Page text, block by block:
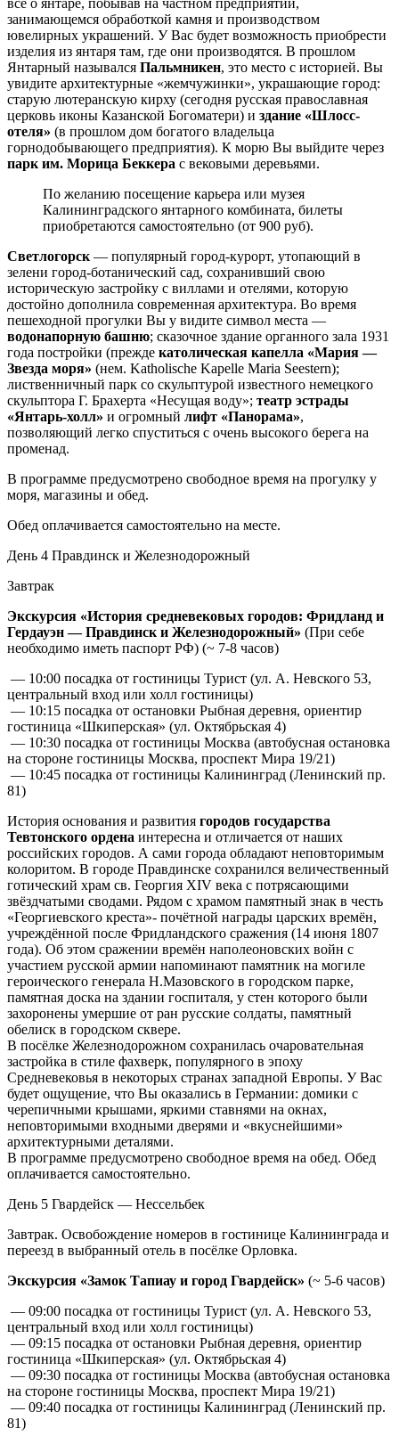
занимающемся обработкой камня и производством
ювелирных украшений. У Вас будет возможность приобрести
изделия из янтаря там, где они производятся. В прошлом
Янтарный назывался Пальмникен, это место с историей. Вы
увидите архитектурные «жемчужинки», украшающие город:
старую лютеранскую кирху (сегодня русская православная
церковь иконы Казанской Богоматери) и здание «Шлосс-
отеля» (в прошлом дом богатого владельца
горнодобывающего предприятия). К морю Вы выйдите через
парк им. Морица Беккера с вековыми деревьями.
По желанию посещение карьера или музея
Калининградского янтарного комбината, билеты
приобретаются самостоятельно (от 900 руб).
Светлогорск — популярный город-курорт, утопающий в
зелени город-ботанический сад, сохранивший свою
историческую застройку с виллами и отелями, которую
достойно дополнила современная архитектура. Во время
пешеходной прогулки Вы у видите символ места —
водонапорную башню; сказочное здание органного зала 1931
года постройки (прежде католическая капелла «Мария —
Звезда моря» (нем. Katholische Kapelle Maria Seestern);
лиственничный парк со скульптурой известного немецкого
скульптора Г. Брахерта «Несущая воду»; театр эстрады
«Янтарь-холл» и огромный лифт «Панорама»,
позволяющий легко спуститься с очень высокого берега на
променад.
В программе предусмотрено свободное время на прогулку у
моря, магазины и обед.
Обед оплачивается самостоятельно на месте.
День 4 Правдинск и Железнодорожный
Завтрак
Экскурсия «История средневековых городов: Фридланд и
Гердауэн — Правдинск и Железнодорожный» (При себе
необходимо иметь паспорт РФ) (~ 7-8 часов)
— 10:00 посадка от гостиницы Турист (ул. А. Невского 53,
центральный вход или холл гостиницы)
— 10:15 посадка от остановки Рыбная деревня, ориентир
гостиница «Шкиперская» (ул. Октябрьская 4)
— 10:30 посадка от гостиницы Москва (автобусная остановка
на стороне гостиницы Москва, проспект Мира 19/21)
— 10:45 посадка от гостиницы Калининград (Ленинский пр.
81)
История основания и развития городов государства
Тевтонского ордена интересна и отличается от наших
российских городов. А сами города обладают неповторимым
колоритом. В городе Правдинске сохранился величественный
готический храм св. Георгия XIV века с потрясающими
звёздчатыми сводами. Рядом с храмом памятный знак в честь
«Георгиевского креста»- почётной награды царских времён,
учреждённой после Фридландского сражения (14 июня 1807
года). Об этом сражении времён наполеоновских войн с
участием русской армии напоминают памятник на могиле
героического генерала Н.Мазовского в городском парке,
памятная доска на здании госпиталя, у стен которого были
захоронены умершие от ран русские солдаты, памятный
обелиск в городском сквере.
В посёлке Железнодорожном сохранилась очаровательная
застройка в стиле фахверк, популярного в эпоху
Средневековья в некоторых странах западной Европы. У Вас
будет ощущение, что Вы оказались в Германии: домики с
черепичными крышами, яркими ставнями на окнах,
неповторимыми входными дверями и «вкуснейшими»
архитектурными деталями.
В программе предусмотрено свободное время на обед. Обед
оплачивается самостоятельно.
День 5 Гвардейск — Нессельбек
Завтрак. Освобождение номеров в гостинице Калининграда и
переезд в выбранный отель в посёлке Орловка.
Экскурсия «Замок Тапиау и город Гвардейск» (~ 5-6 часов)
— 09:00 посадка от гостиницы Турист (ул. А. Невского 53,
центральный вход или холл гостиницы)
— 09:15 посадка от остановки Рыбная деревня, ориентир
гостиница «Шкиперская» (ул. Октябрьская 4)
— 09:30 посадка от гостиницы Москва (автобусная остановка
на стороне гостиницы Москва, проспект Мира 19/21)
— 09:40 посадка от гостиницы Калининград (Ленинский пр.
81)